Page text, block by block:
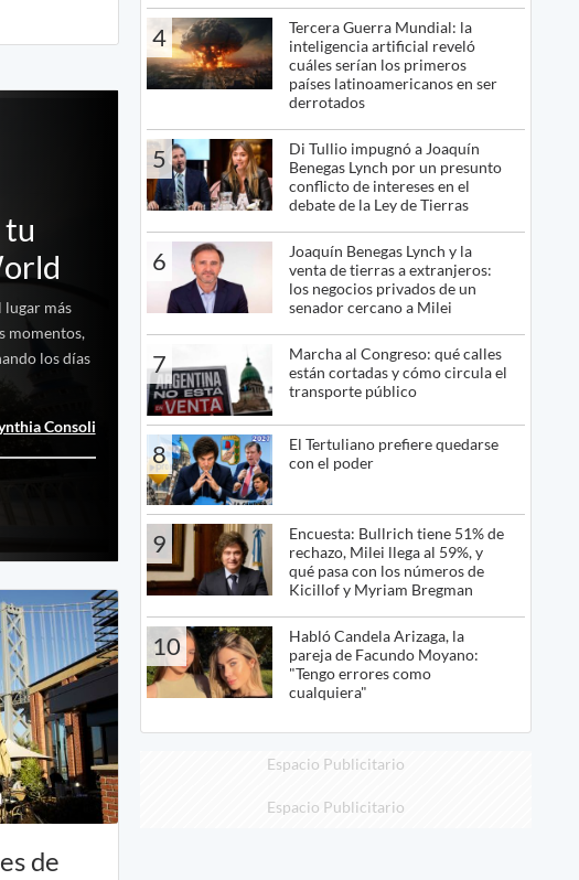
tu
lugar más
momentos,
los días
Consoli
de
4
Tercera Guerra Mundial: la
inteligencia artificial reveló
cuáles serían los primeros
países latinoamericanos en ser
derrotados
5
Di Tullio impugnó a Joaquín
Benegas Lynch por un presunto
conflicto de intereses en el
debate de la Ley de Tierras
6
Joaquín Benegas Lynch y la
venta de tierras a extranjeros:
los negocios privados de un
senador cercano a Milei
7
Marcha al Congreso: qué calles
están cortadas y cómo circula el
transporte público
8
El Tertuliano prefiere quedarse
con el poder
9
Encuesta: Bullrich tiene 51% de
rechazo, Milei llega al 59%, y
qué pasa con los números de
Kicillof y Myriam Bregman
10
Habló Candela Arizaga, la
pareja de Facundo Moyano:
"Tengo errores como
cualquiera"
Espacio Publicitario
Espacio Publicitario